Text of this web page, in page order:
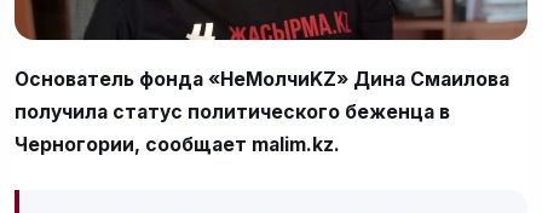
Основатель фонда «НеМолчиKZ» Дина Смаилова
получила статус политического беженца в
Черногории, сообщает malim.kz.